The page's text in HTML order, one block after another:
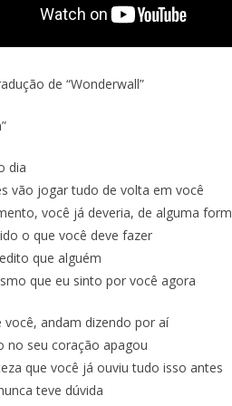
de “Wonderwall”
”
dia
vão jogar tudo de volta em você
você já deveria, de alguma
o que você deve fazer
que alguém
que eu sinto por você agora
você, andam dizendo por aí
no seu coração apagou
que você já ouviu tudo isso antes
teve dúvida